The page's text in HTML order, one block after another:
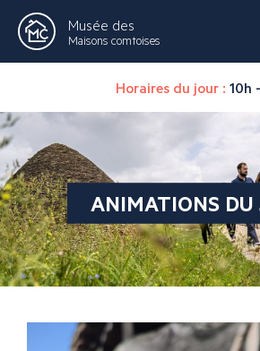
Musée des
Maisons comtoises
Horaires du jour : 10h
ANIMATIONS DU